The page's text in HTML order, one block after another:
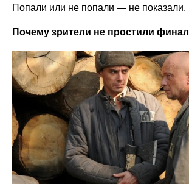
Попали или не попали — не показали.
Почему зрители не простили финал